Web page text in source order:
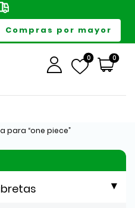
Compras por mayor
0 0
para “one piece”